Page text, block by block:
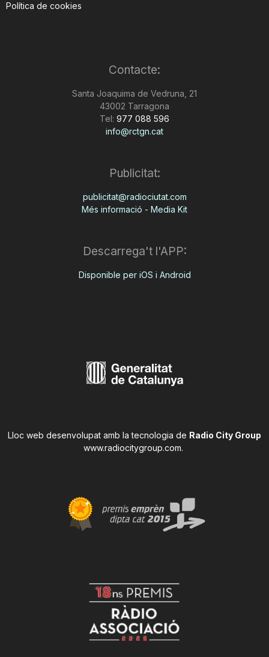
Política de cookies
Contacte:
Santa Joaquima de Vedruna, 21
43002 Tarragona
Tel: 977 088 596
info@rctgn.cat
Publicitat:
publicitat@radiociutat.com
Més informació - Media Kit
Descarrega't l'APP:
Disponible per iOS i Android
Lloc web desenvolupat amb la tecnologia de Radio City Group
www.radiocitygroup.com.